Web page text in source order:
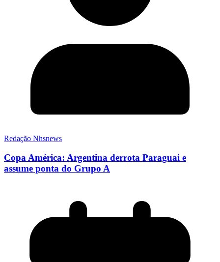
Redação Nhsnews
Copa América: Argentina derrota Paraguai e
assume ponta do Grupo A